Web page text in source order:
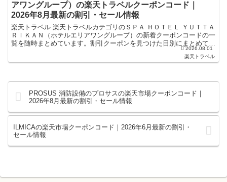
アワングループ）の楽天トラベルクーポンコード｜
2026年8月最新の割引・セール情報
楽天トラベル 楽天トラベルカテゴリのＳＰＡ ＨＯＴＥＬ ＹＵＴＴＡ
ＲＩＫＡＮ（ホテルエリアワングループ）の新着クーポンコードの一
覧を随時まとめています。割引クーポンを見つけた日別にまとめてお
り、記事の上にあるものが最新の割引クーポンになりま... 2026.08.01
楽天トラベル
PROSUS 消防設備のプロサスの楽天市場クーポンコード｜
2026年8月最新の割引・セール情報
ILMICAの楽天市場クーポンコード｜2026年6月最新の割引・
セール情報